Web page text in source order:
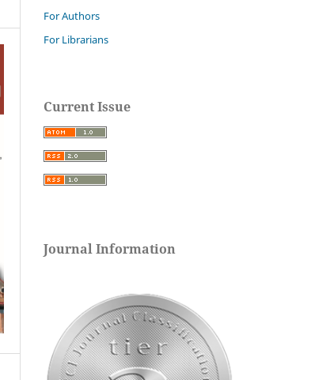
For Authors
For Librarians
Current Issue
Journal Information